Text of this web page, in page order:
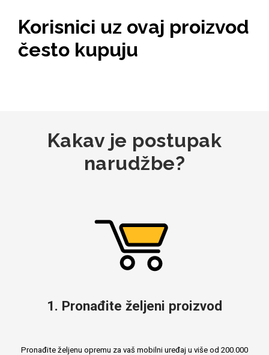
Korisnici uz ovaj proizvod
često kupuju
Kakav je postupak
narudžbe?
1. Pronađite željeni proizvod
Pronađite željenu opremu za vaš mobilni uređaj u više od 200.000
motivi
Citati & Stihovi